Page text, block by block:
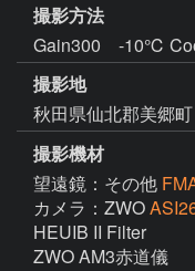
撮影方法
Gain300 -10℃
撮影地
秋田県仙北郡美郷町
撮影機材
望遠鏡：その他
カメラ：ZWO
HEUIB II Filter
ZWO AM3赤道儀